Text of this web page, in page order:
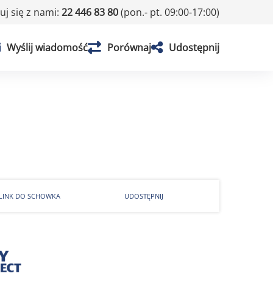
się z nami: 22 446 83 80(pon.- pt. 09:00-17:00)
Wyślij wiadomość Porównaj Udostępnij
DO SCHOWKA UDOSTĘPNIJ